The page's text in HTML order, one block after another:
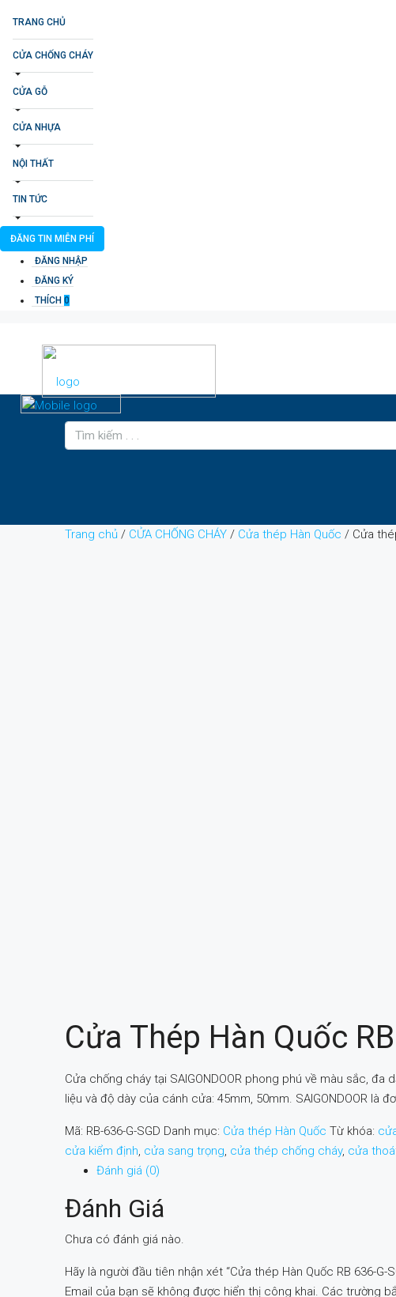
TRANG CHỦ
CỬA CHỐNG CHÁY
CỬA GỖ
CỬA NHỰA
NỘI THẤT
TIN TỨC
ĐĂNG TIN MIỄN PHÍ
ĐĂNG NHẬP
ĐĂNG KÝ
THÍCH 0
Trang chủ / CỬA CHỐNG CHÁY / Cửa thép Hàn Quốc / Cửa
Cửa Thép Hàn Quốc
Cửa chống cháy tại SAIGONDOOR phong phú về màu sắc,
liệu và độ dày của cánh cửa: 45mm, 50mm. SAIGONDOOR
Mã: RB-636-G-SGD Danh mục: Cửa thép Hàn Quốc Từ khóa:
cửa kiểm định, cửa sang trọng, cửa thép chống cháy, cửa
Đánh giá (0)
Đánh Giá
Chưa có đánh giá nào.
Hãy là người đầu tiên nhận xét “Cửa thép Hàn Quốc RB 636-G-
Email của bạn sẽ không được hiển thị công khai. Các trường